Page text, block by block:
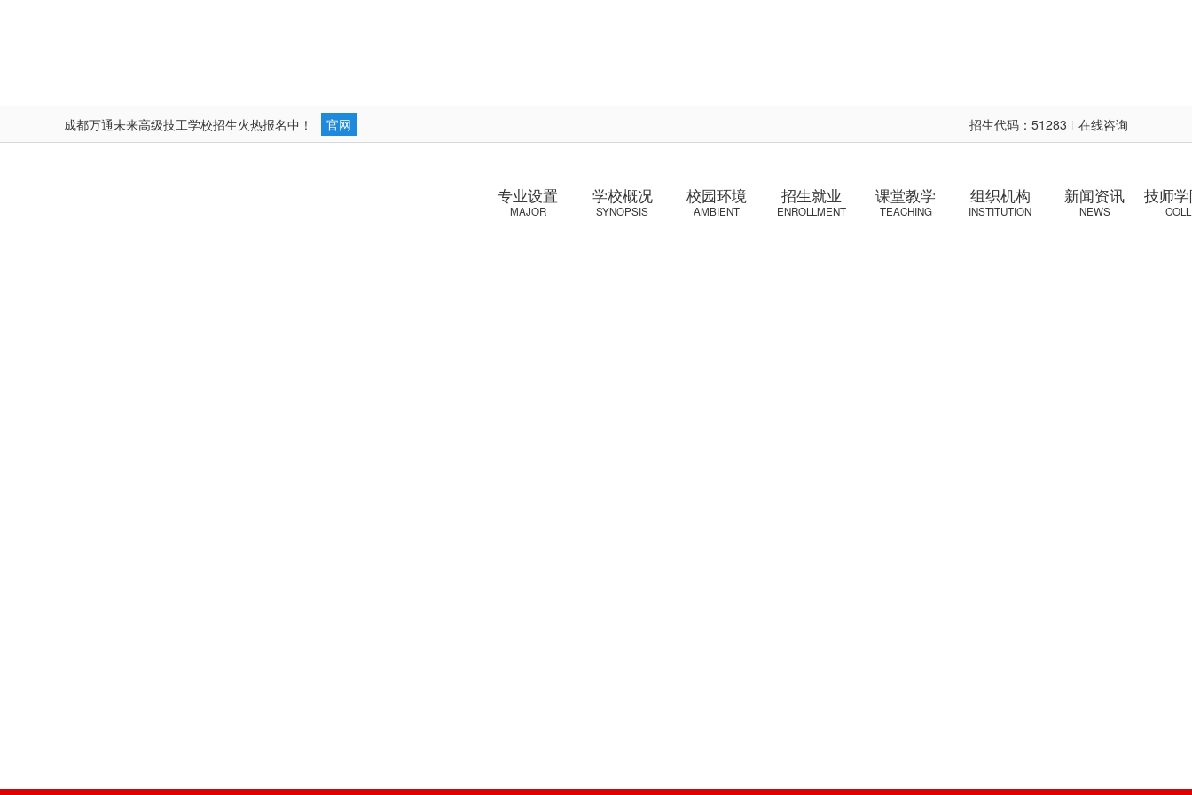
成都万通未来高级技工学校招生火热报名中！ 官网 招生代码：51283 | 在线咨询
专业设置
MAJOR
学校概况
SYNOPSIS
校园环境
AMBIENT
招生就业
ENROLLMENT
课堂教学
TEACHING
组织机构
INSTITUTION
新闻资讯
NEWS
技师